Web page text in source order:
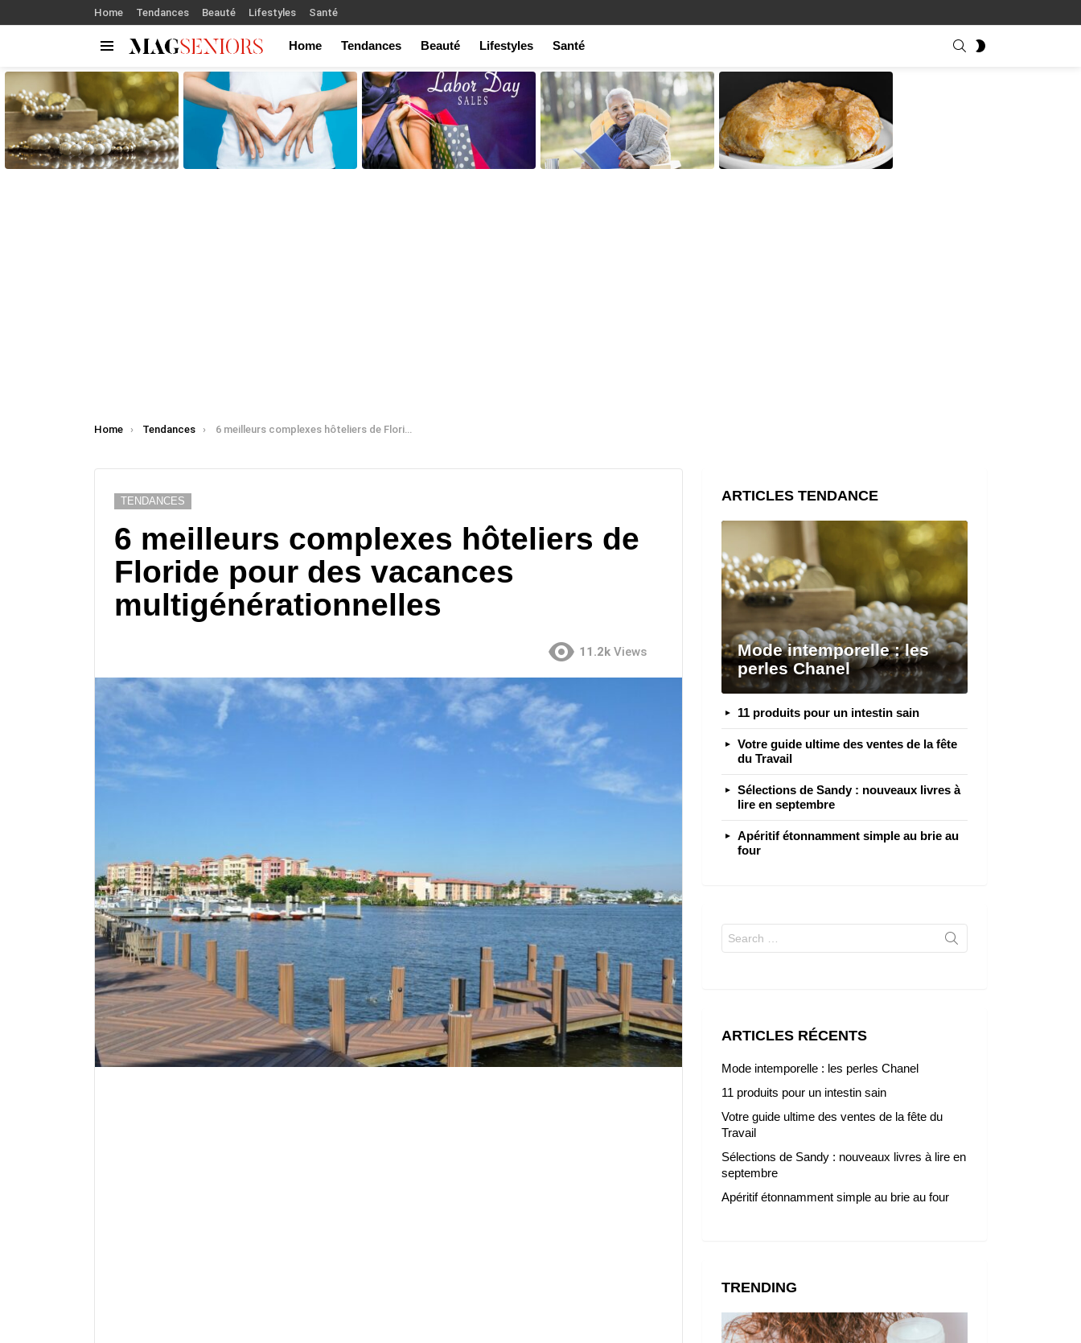
Home Tendances Beauté Lifestyles Santé
Home Tendances Beauté Lifestyles Santé SEARCH
STORIES
You are here:
Home Tendances 6 meilleurs complexes hôteliers de Floride pour des vacances multigénérationnelles
TENDANCES
6 meilleurs complexes hôteliers de
Floride pour des vacances
multigénérationnelles
11.2k Views
ARTICLES TENDANCE
Mode intemporelle : les
perles Chanel
11 produits pour un intestin sain
Votre guide ultime des ventes de la fête
du Travail
Sélections de Sandy : nouveaux livres à
lire en septembre
Apéritif étonnamment simple au brie au
four
for:
ARTICLES RÉCENTS
Mode intemporelle : les perles Chanel
11 produits pour un intestin sain
Votre guide ultime des ventes de la fête du
Travail
Sélections de Sandy : nouveaux livres à lire en
septembre
Apéritif étonnamment simple au brie au four
TRENDING